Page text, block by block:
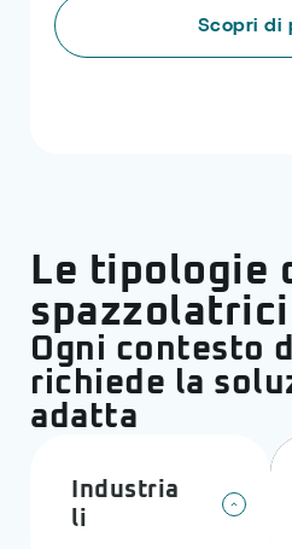
Scopri di
Le tipologie
spazzolatrici
Ogni contesto
richiede la
adatta
Industria
li